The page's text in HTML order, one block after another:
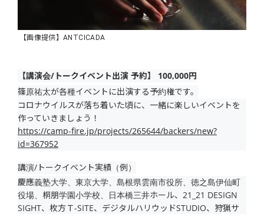
【画像提供】ANTCICADA
【講演会/トークイベント出演 予約】 100,000円
篠原祐太が各種イベントに出演する予約権です。
コロナウイルスが落ち着いた頃に、一緒に楽しいイベントを
作っていきましょう！
https://camp-fire.jp/projects/265644/backers/new?
id=367952
講演/トークイベント実績（例）
慶應義塾大学、東京大学、島根県雲南市役所、徳之島伊仙町
役場、桐朋学園小学校、日本橋三井ホール、21_21 DESIGN
SIGHT、枚方Ｔ-SITE、デジタルハリウッドSTUDIO、狩猟サ